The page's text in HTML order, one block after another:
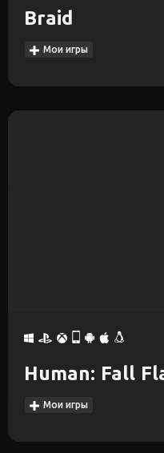
Braid
Мои игры
Human: Fall
Мои игры